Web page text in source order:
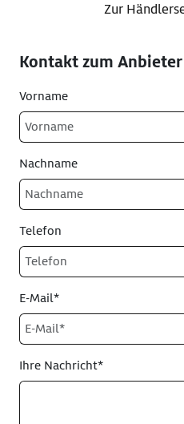
Zur
Kontakt zum
Vorname
Nachname
Telefon
E-Mail*
Ihre Nachricht*